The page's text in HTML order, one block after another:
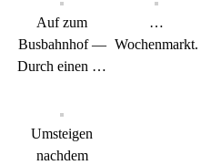
Auf zum
Busbahnhof —
Durch einen …
…
Wochenmarkt.
Umsteigen
nachdem